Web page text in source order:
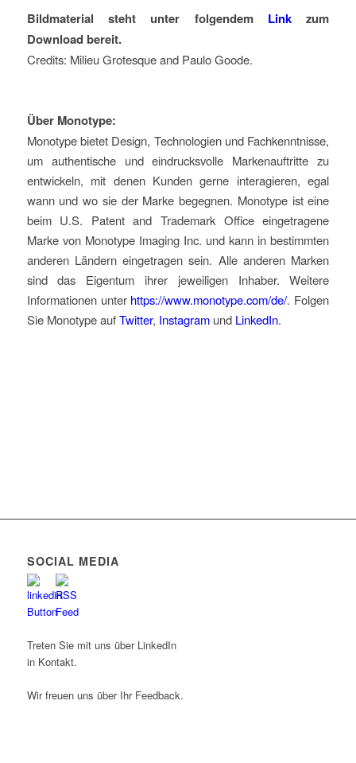
Bildmaterial steht unter folgendem Link zum
Download bereit.
Credits: Milieu Grotesque and Paulo Goode.
Über Monotype:
Monotype bietet Design, Technologien und Fachkenntnisse,
um authentische und eindrucksvolle Markenauftritte zu
entwickeln, mit denen Kunden gerne interagieren, egal
wann und wo sie der Marke begegnen. Monotype ist eine
beim U.S. Patent and Trademark Office eingetragene
Marke von Monotype Imaging Inc. und kann in bestimmten
anderen Ländern eingetragen sein. Alle anderen Marken
sind das Eigentum ihrer jeweiligen Inhaber. Weitere
Informationen unter https://www.monotype.com/de/. Folgen
Sie Monotype aufTwitter, Instagram und LinkedIn.
SOCIAL MEDIA
Treten Sie mit uns über LinkedIn
in Kontakt.
Wir freuen uns über Ihr Feedback.